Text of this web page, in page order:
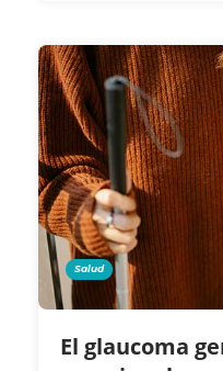
Salud
El glaucoma